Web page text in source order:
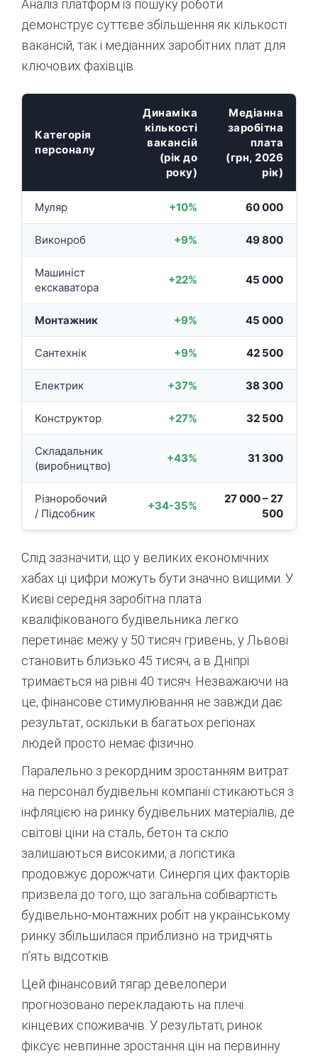
Аналіз платформ із пошуку роботи
демонструє суттєве збільшення як кількості
вакансій, так і медіанних заробітних плат для
ключових фахівців.
Категорія
персоналу
Динаміка
кількості
вакансій
(рік до
року)
Медіанна
заробітна
плата
(грн, 2026
рік)
Муляр +10% 60 000
Виконроб +9% 49 800
Машиніст
екскаватора
+22% 45 000
Монтажник +9% 45 000
Сантехнік +9% 42 500
Електрик +37% 38 300
Конструктор +27% 32 500
Складальник
(виробництво)
+43% 31 300
Різноробочий
/ Підсобник
+34-35%
27 000 – 27
500
Слід зазначити, що у великих економічних
хабах ці цифри можуть бути значно вищими. У
Києві середня заробітна плата
кваліфікованого будівельника легко
перетинає межу у 50 тисяч гривень, у Львові
становить близько 45 тисяч, а в Дніпрі
тримається на рівні 40 тисяч . Незважаючи на
це, фінансове стимулювання не завжди дає
результат, оскільки в багатьох регіонах
людей просто немає фізично
Паралельно з рекордним зростанням витрат
на персонал будівельні компанії стикаються з
інфляцією на ринку будівельних матеріалів, де
світові ціни на сталь, бетон та скло
залишаються високими, а логістика
продовжує дорожчати. Синергія цих факторів
призвела до того, що загальна собівартість
будівельно-монтажних робіт на українському
ринку збільшилася приблизно на тридчять
п’ять відсотків
Цей фінансовий тягар девелопери
прогнозовано перекладають на плечі
кінцевих споживачів. У результаті, ринок
фіксує невпинне зростання цін на первинну